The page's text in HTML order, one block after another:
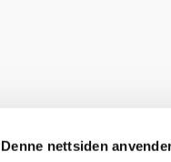
Denne nettsiden